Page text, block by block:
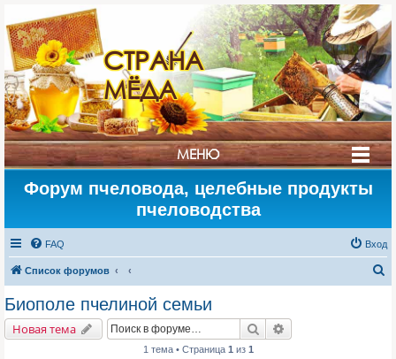
СТРАНА
МЁДА
МЕНЮ
Форум пчеловода, целебные продукты
пчеловодства
FAQ Вход
Список форумов
Биополе пчелиной семьи
Новая тема Поиск
1 тема • Страница 1 из 1